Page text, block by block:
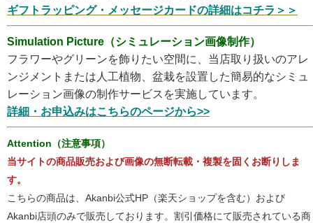
ギフトラッピング・メッセージカードの詳細はコチラ＞＞
Simulation Picture（シミュレーション画像制作）
フラワーやグリーンを飾りたい空間に、当店取り扱いのアレ
ンジメントまたは人工植物、盆栽を設置した簡易的なシミュ
レーション画像の制作サービスを実施しています。
詳細・お申込みはこちらのページから>>
Attention（注意事項）
当サイトの商品販売および画像の無断転載・複製を固くお断りしま
す。
こちらの商品は、Akanbi公式HP（楽天ショップを含む）および
Akanbi店頭のみで販売しております。割引価格にて販売されている商